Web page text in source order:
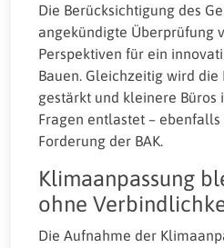
Die Berücksichtigung des
angekündigte Überprüfung
Perspektiven für ein
Bauen. Gleichzeitig wird
gestärkt und kleinere Büros
Fragen entlastet –
Forderung der BAK.
Klimaanpassung
ohne
Die Aufnahme der